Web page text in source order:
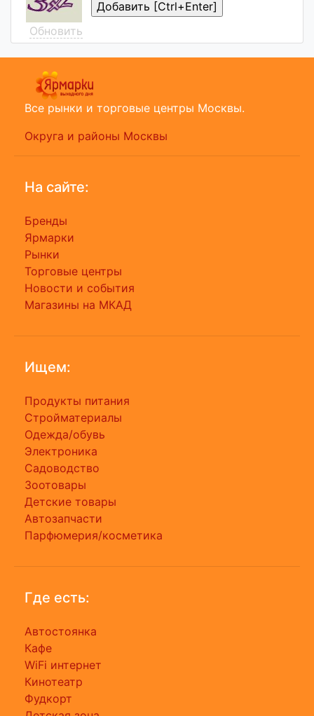
Обновить
Все рынки и торговые центры Москвы.
Округа и районы Москвы
На сайте:
Бренды
Ярмарки
Рынки
Торговые центры
Новости и события
Магазины на МКАД
Ищем:
Продукты питания
Стройматериалы
Одежда/обувь
Электроника
Садоводство
Зоотовары
Детские товары
Автозапчасти
Парфюмерия/косметика
Где есть:
Автостоянка
Кафе
WiFi интернет
Кинотеатр
Фудкорт